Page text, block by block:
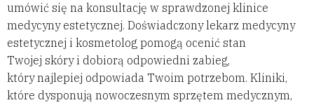
umówić się na konsultację w sprawdzonej klinice
medycyny estetycznej. Doświadczony lekarz medycyny
estetycznej i kosmetolog pomogą ocenić stan
Twojej skóry i dobiorą odpowiedni zabieg,
który najlepiej odpowiada Twoim potrzebom. Kliniki,
które dysponują nowoczesnym sprzętem medycznym,